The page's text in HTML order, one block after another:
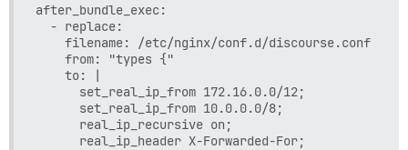
after_bundle_exec:
  - replace:
    filename: /etc/nginx/conf.d/discourse.conf
    from: "types {"
    to: |
      set_real_ip_from 172.16.0.0/12;
      set_real_ip_from 10.0.0.0/8;
      real_ip_recursive on;
      real_ip_header X-Forwarded-For;